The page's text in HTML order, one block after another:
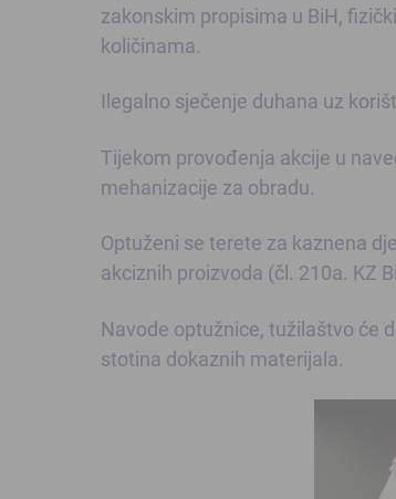
zakonskim propisima u BiH,
količinama.
Ilegalno sječenje duhana uz
Tijekom provođenja akcije u
mehanizacije za obradu.
Optuženi se terete za kaznena
akciznih proizvoda (čl. 210a. KZ
Navode optužnice, tužilaštvo će
stotina dokaznih materijala.